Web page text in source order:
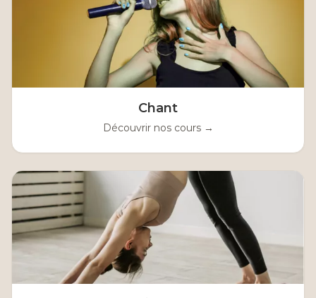
Chant
Découvrir nos cours →